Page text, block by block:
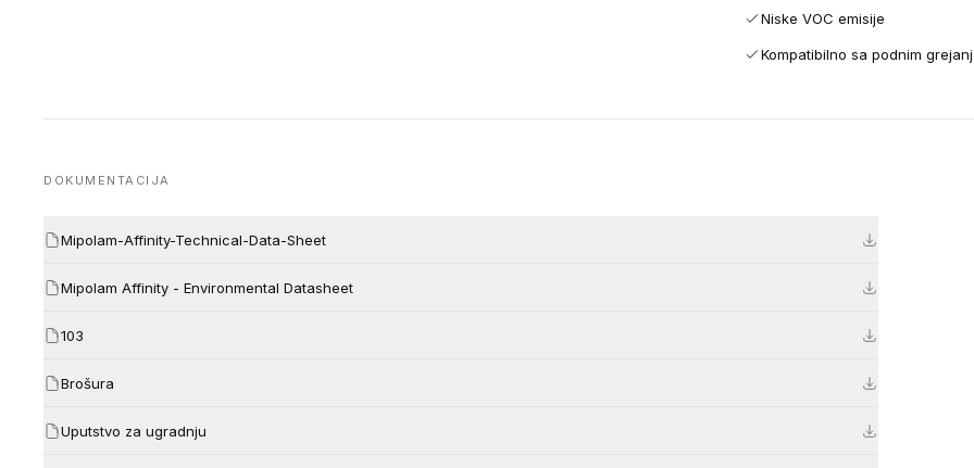
Niske VOC emisije
Kompatibilno sa podnim
DOKUMENTACIJA
Mipolam-Affinity-Technical-Data-Sheet
Mipolam Affinity - Environmental Datasheet
103
Brošura
Uputstvo za ugradnju